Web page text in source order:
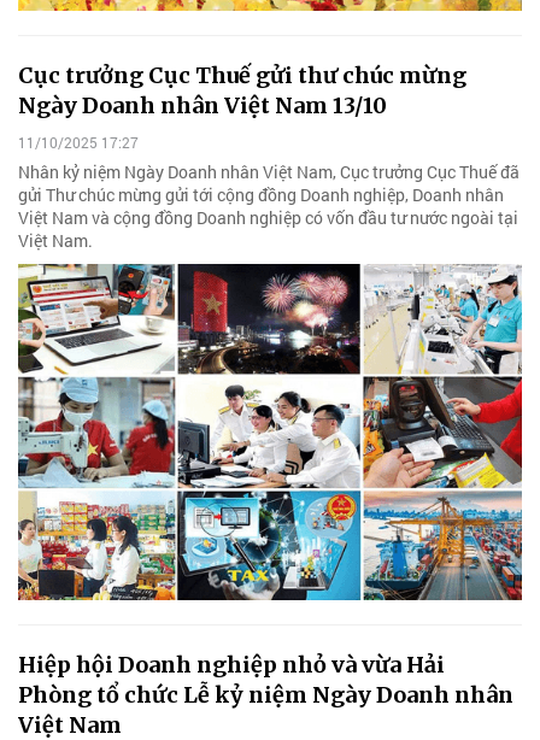
Cục trưởng Cục Thuế gửi thư chúc mừng
Ngày Doanh nhân Việt Nam 13/10
11/10/2025 17:27
Nhân kỷ niệm Ngày Doanh nhân Việt Nam, Cục trưởng Cục Thuế đã
gửi Thư chúc mừng gửi tới cộng đồng Doanh nghiệp, Doanh nhân
Việt Nam và cộng đồng Doanh nghiệp có vốn đầu tư nước ngoài tại
Việt Nam.
Hiệp hội Doanh nghiệp nhỏ và vừa Hải
Phòng tổ chức Lễ kỷ niệm Ngày Doanh nhân
Việt Nam